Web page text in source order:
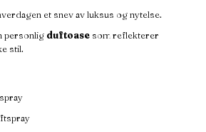
et snev av luksus og nytelse.
personlig duftoasesom reflekterer
stil.